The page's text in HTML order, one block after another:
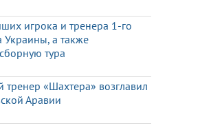
игрока и тренера 1-го
Украины, а также
тура
«Шахтера» возглавил
Аравии